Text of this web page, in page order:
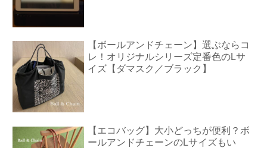
【ボールアンドチェーン】選ぶならコ
レ！オリジナルシリーズ定番色のLサ
イズ【ダマスク／ブラック】
【エコバッグ】大小どっちが便利？ボ
ールアンドチェーンのLサイズもい